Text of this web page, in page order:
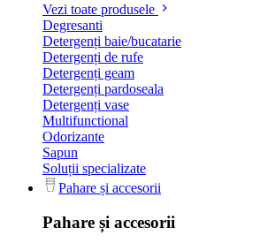
Vezi toate produsele
Degresanti
Detergenți baie/bucatarie
Detergenți de rufe
Detergenți geam
Detergenți pardoseala
Detergenți vase
Multifunctional
Odorizante
Sapun
Soluții specializate
Pahare și accesorii
Pahare și accesorii